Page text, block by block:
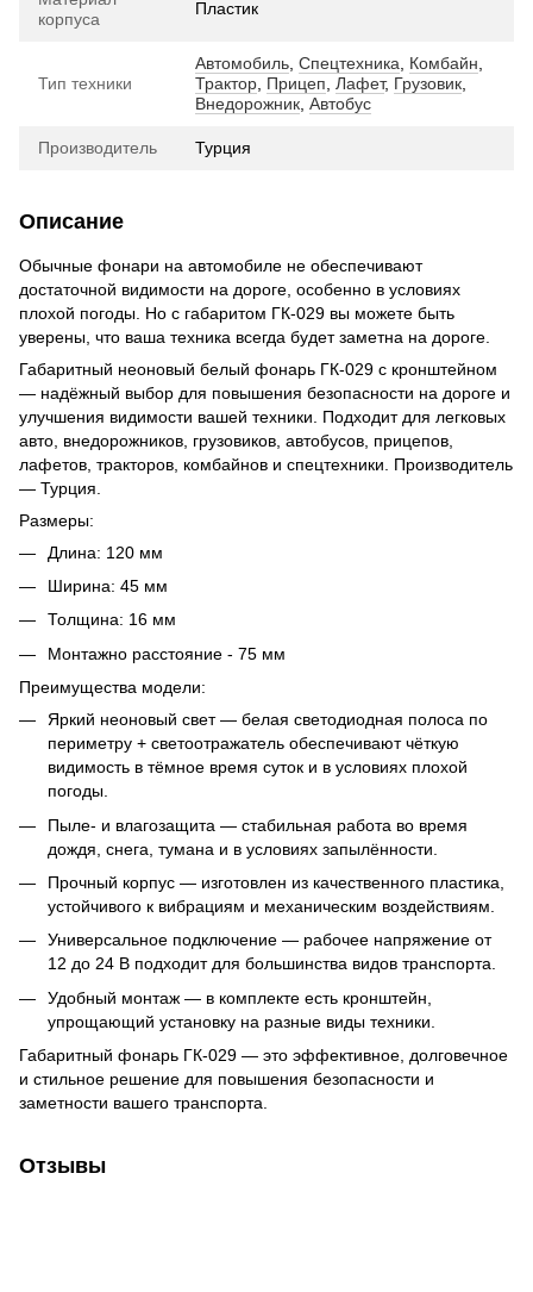
корпуса
Пластик
Тип техники
Автомобиль Спецтехника Комбайн
Трактор Прицеп Лафет, Грузовик
Внедорожник Автобус
Производитель Турция
Описание
Обычные фонари на автомобиле не обеспечивают
достаточной видимости на дороге, особенно в условиях
плохой погоды. Но с габаритом ГК-029 вы можете быть
уверены, что ваша техника всегда будет заметна на дороге.
Габаритный неоновый белый фонарь ГК-029 с кронштейном
— надёжный выбор для повышения безопасности на дороге и
улучшения видимости вашей техники. Подходит для легковых
авто, внедорожников, грузовиков, автобусов, прицепов,
лафетов, тракторов, комбайнов и спецтехники. Производитель
— Турция.
Размеры:
Длина: 120 мм
Ширина: 45 мм
Толщина: 16 мм
Монтажно расстояние - 75 мм
Преимущества модели:
Яркий неоновый свет — белая светодиодная полоса по
периметру + светоотражатель обеспечивают чёткую
видимость в тёмное время суток и в условиях плохой
погоды.
Пыле- и влагозащита — стабильная работа во время
дождя, снега, тумана и в условиях запылённости.
Прочный корпус — изготовлен из качественного пластика,
устойчивого к вибрациям и механическим воздействиям.
Универсальное подключение — рабочее напряжение от
12 до 24 В подходит для большинства видов транспорта.
Удобный монтаж — в комплекте есть кронштейн,
упрощающий установку на разные виды техники.
Габаритный фонарь ГК-029 — это эффективное, долговечное
и стильное решение для повышения безопасности и
заметности вашего транспорта.
Отзывы